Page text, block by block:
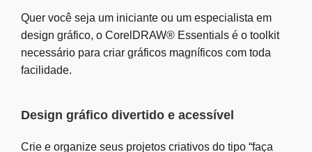
Quer você seja um iniciante ou um especialista em
design gráfico, o CorelDRAW® Essentials é o toolkit
necessário para criar gráficos magníficos com toda
facilidade.
Design gráfico divertido e acessível
Crie e organize seus projetos criativos do tipo “faça